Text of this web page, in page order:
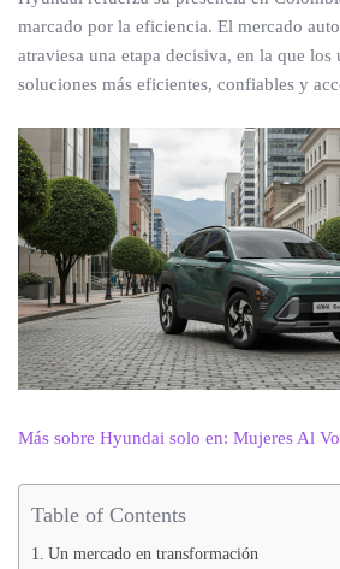
marcado por la eficiencia. El mercado
atraviesa una etapa decisiva, en la que los
soluciones más eficientes, confiables y
Más sobre Hyundai solo en: Mujeres Al
Table of Contents
Un mercado en transformación